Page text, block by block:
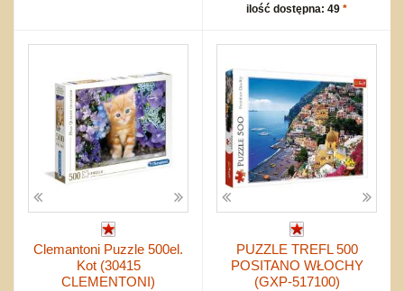
ilość dostępna: 49 *
Clemantoni Puzzle 500el.
Kot (30415
CLEMENTONI)
PUZZLE TREFL 500
POSITANO WŁOCHY
(GXP-517100)